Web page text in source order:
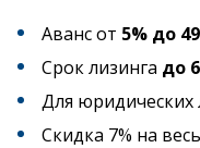
Аванс от 5% до
Срок лизинга до
Для
Скидка 7% на